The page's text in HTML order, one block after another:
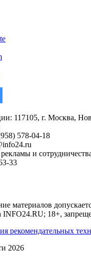
117105, г. Москва,
578-04-18
и
33
материалов
18+,
рекомендательных
2026